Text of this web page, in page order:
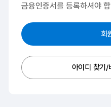
금융인증서를 등록하셔야
회
아이디 찾기/